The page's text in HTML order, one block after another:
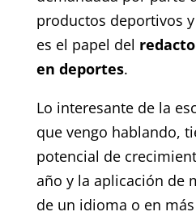
productos deportivos
es el papel del
en deportes.
Lo interesante de la
que vengo hablando,
potencial de
año y la aplicación de
de un idioma o en